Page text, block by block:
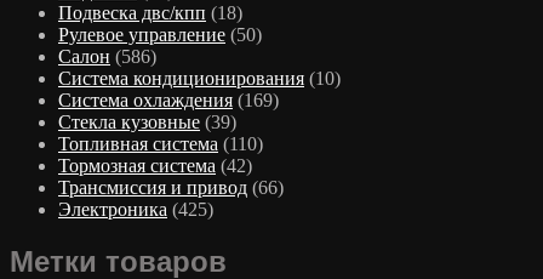
Подвеска двс/кпп (18)
Рулевое управление (50)
Салон (586)
Система кондиционирования (10)
Система охлаждения (169)
Стекла кузовные (39)
Топливная система (110)
Тормозная система (42)
Трансмиссия и привод (66)
Электроника (425)
Метки товаров